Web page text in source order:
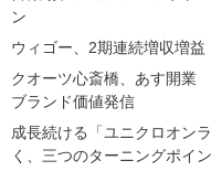
ン
ウィゴー、2期連続増収増
クオーツ心斎橋、あす開
ブランド価値発信
成長続ける「ユニクロオン
く、三つのターニングポイ